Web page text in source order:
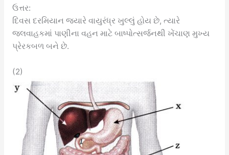
ઉત્તર:
દિવસ દરમિયાન જ્યારે વાયુરંધ્ર ખુલ્લું હોય છે, ત્યારે
જલવાહકમાં પાણીના વહન માટે બાષ્પોત્સર્જનથી ખેંચાણ મુખ્ય
પ્રેરકબળ બને છે.
(2)